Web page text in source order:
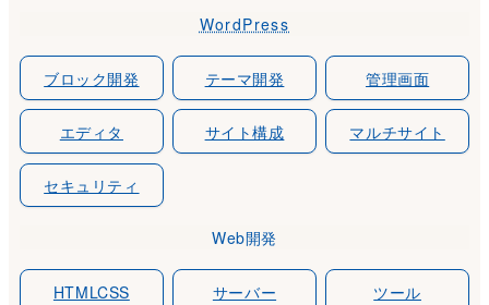
WordPress
ブロック開発 テーマ開発 管理画面
エディタ サイト構成 マルチサイト
セキュリティ
Web開発
HTMLCSS サーバー ツール